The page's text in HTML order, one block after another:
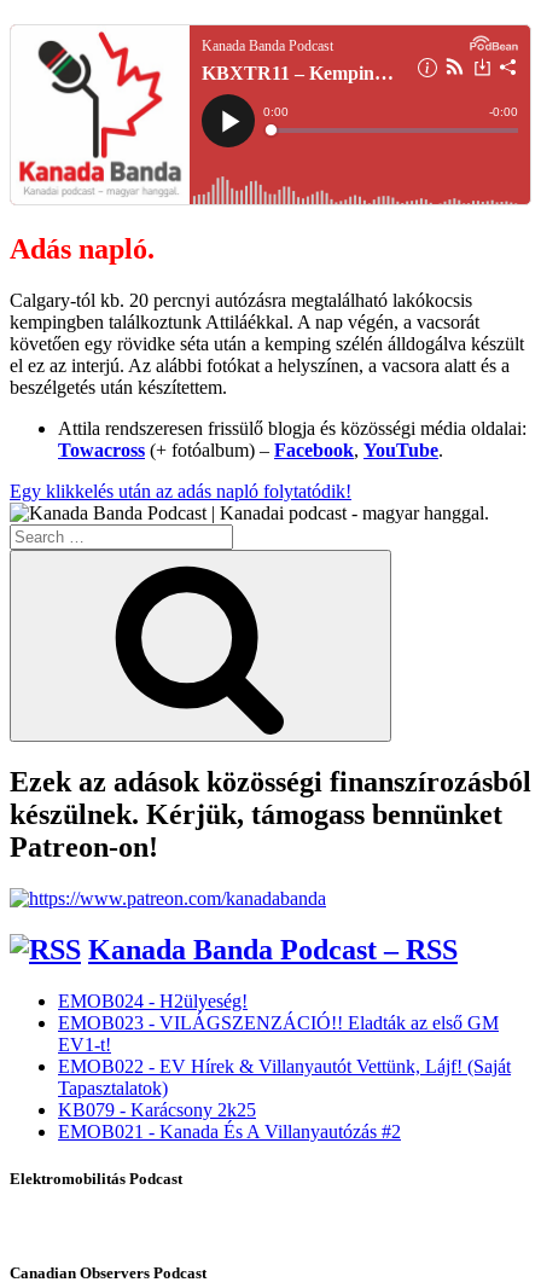
Adás napló.
Calgary-tól kb. 20 percnyi autózásra megtalálható lakókocsis
kempingben találkoztunk Attiláékkal. A nap végén, a vacsorát
követően egy rövidke séta után a kemping szélén álldogálva készült
el ez az interjú. Az alábbi fotókat a helyszínen, a vacsora alatt és a
beszélgetés után készítettem.
Attila rendszeresen frissülő blogja és közösségi média oldalai:
Towacross (+ fotóalbum) – Facebook, YouTube.
Egy klikkelés után az adás napló folytatódik!
Search
for:
Ezek az adások közösségi finanszírozásból
készülnek. Kérjük, támogass bennünket
Patreon-on!
Kanada Banda Podcast – RSS
EMOB024 - H2ülyeség!
EMOB023 - VILÁGSZENZÁCIÓ!! Eladták az első GM
EV1-t!
EMOB022 - EV Hírek & Villanyautót Vettünk, Lájf! (Saját
Tapasztalatok)
KB079 - Karácsony 2k25
EMOB021 - Kanada És A Villanyautózás #2
Elektromobilitás Podcast
Canadian Observers Podcast